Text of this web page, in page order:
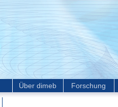
Über dimeb Forschung